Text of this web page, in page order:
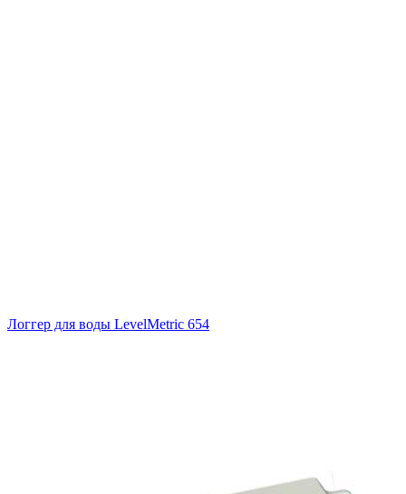
Логгер для воды LevelMetric 654